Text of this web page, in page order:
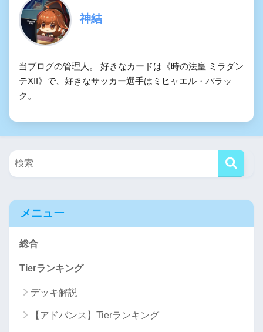
神結
当ブログの管理人。 好きなカードは《時の法皇 ミラダン
テXII》で、好きなサッカー選手はミヒャエル・バラッ
ク。
メニュー
総合
Tierランキング
デッキ解説
【アドバンス】Tierランキング